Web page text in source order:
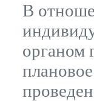
В
органом